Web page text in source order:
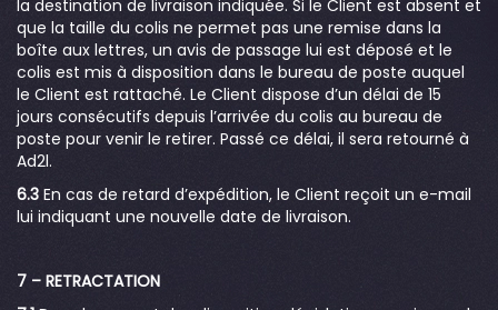
la destination de livraison indiquée. Si le Client est absent et
que la taille du colis ne permet pas une remise dans la
boîte aux lettres, un avis de passage lui est déposé et le
colis est mis à disposition dans le bureau de poste auquel
le Client est rattaché. Le Client dispose d’un délai de 15
jours consécutifs depuis l’arrivée du colis au bureau de
poste pour venir le retirer. Passé ce délai, il sera retourné à
Ad2l.
6.3 En cas de retard d’expédition, le Client reçoit un e-mail
lui indiquant une nouvelle date de livraison.
7 – RETRACTATION